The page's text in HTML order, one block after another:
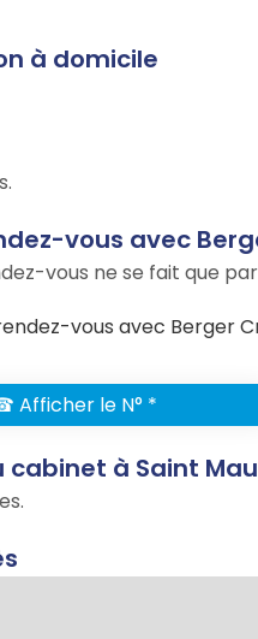
à domicile
vous avec
vous ne se fait que
vous avec Berger
Afficher le N° *
cabinet à Saint